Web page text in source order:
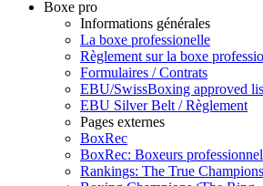
Boxe pro
Informations générales
La boxe professionelle
Règlement sur la boxe
Formulaires / Contrats
EBU/SwissBoxing approved
EBU Silver Belt / Règlement
Pages externes
BoxRec
BoxRec: Boxeurs
Rankings: The True Champions